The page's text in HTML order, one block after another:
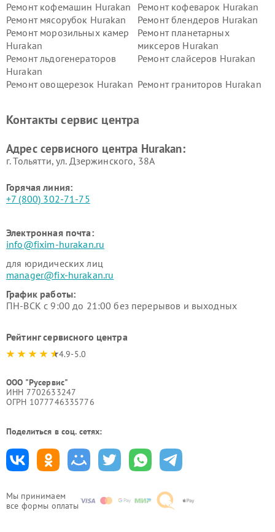
Мы принимаем
все формы оплаты
Ремонт кофемашин Hurakan
Ремонт кофеварок Hurakan
Ремонт мясорубок Hurakan
Ремонт блендеров Hurakan
Ремонт морозильных камер
Hurakan
Ремонт планетарных
миксеров Hurakan
Ремонт льдогенераторов
Hurakan
Ремонт слайсеров Hurakan
Ремонт овощерезок Hurakan Ремонт граниторов Hurakan
Hurakan
Контакты сервис центра
Адрес сервисного центра Hurakan:
г. Тольятти, ул. Дзержинского, 38А
Горячая линия:
+7 (800) 302-71-75
Электронная почта:
info@fixim-hurakan.ru
для юридических лиц
manager@fix-hurakan.ru
График работы:
ПН-ВСК с 9:00 до 21:00 без перерывов и выходных
Рейтинг сервисного центра
4.9-5.0
ООО "Русервис"
ИНН 7702633247
ОГРН 1077746335776
Поделиться в соц. сетях: